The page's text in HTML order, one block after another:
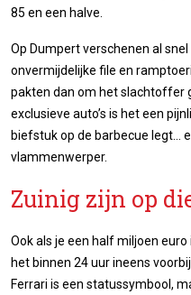
85 en een halve.
Op Dumpert verschenen al
onvermijdelijke file en
pakten dan om het slachtoffer
exclusieve auto’s is het een
biefstuk op de barbecue legt…
vlammenwerper.
Zuinig zijn op
Ook als je een half miljoen euro
het binnen 24 uur ineens
Ferrari is een statussymbool,